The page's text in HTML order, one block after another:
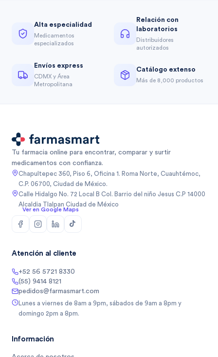
Alta especialidad
Medicamentos
especializados
Relación con
laboratorios
Distribuidores
autorizados
Envíos express
CDMX y Área
Metropolitana
Catálogo extenso
Más de 8,000 productos
Tu farmacia online para encontrar, comparar y surtir
medicamentos con confianza.
Chapultepec 360, Piso 6, Oficina 1. Roma Norte, Cuauhtémoc,
C.P. 06700, Ciudad de México.
Calle Hidalgo No. 72 Local B Col. Barrio del niño Jesus C.P 14000
Alcaldia Tlalpan Ciudad de México
Ver en Google Maps
Atención al cliente
+52 56 5721 8330
(55) 9414 8121
pedidos@farmasmart.com
Lunes a viernes de 8am a 9pm, sábados de 9am a 8pm y
domingo 2pm a 8pm.
Información